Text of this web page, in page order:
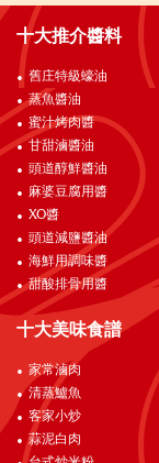
十大推介醬料
舊庄特級蠔油
蒸魚醬油
蜜汁烤肉醬
甘甜滷醬油
頭道醇鮮醬油
麻婆豆腐用醬
XO醬
頭道減鹽醬油
海鮮用調味醬
甜酸排骨用醬
十大美味食譜
家常滷肉
清蒸鱸魚
客家小炒
蒜泥白肉